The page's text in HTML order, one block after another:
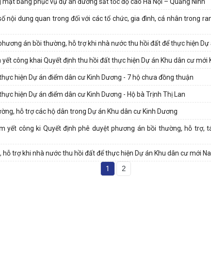
nội dung quan trong đối với các tổ chức, gia đình, cá nhân trong
án bồi thường, hỗ trợ khi nhà nước thu hồi đất để thực hiện
công khai Quyết định thu hồi đất thực hiện Dự án Khu dân cư mới
hiện Dự án điểm dân cư Kinh Dương - 7 hộ chưa đồng thuận
hiện Dự án điểm dân cư Kinh Dương - Hộ bà Trịnh Thị Lan
hỗ trợ các hộ dân trong Dự án Khu dân cư Kinh Dương
yết công ki Quyết định phê duyệt phương án bồi thường, hỗ trợ,
trợ khi nhà nước thu hồi đất để thực hiện Dự án Khu dân cư mới
1 2